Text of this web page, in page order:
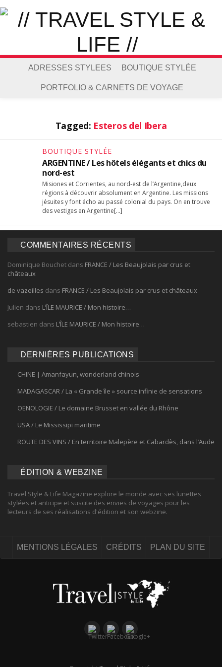
ADRESSES STYLEES BOUTIQUE STYLÉE
PORTFOLIO & CARNETS DE VOYAGE
Tagged: Esteros del Ibera
BOUTIQUE STYLÉE
ARGENTINE / Les hôtels élégants et chics du
nord-est
Misiones et Corrientes, au nord-est de l’Argentine,deux
régions à découvrir absolument en Argentine. Les missions
jésuites y font écho au passé colonial du pays. On en trouve
des vestiges en Argentine[…]
COMMENTAIRES RÉCENTS
Dominique Bouchet dans FRANCE / Les Beaujolais par crus et
châteaux
de vazeilles dans FRANCE / Les Beaujolais par crus et châteaux
Julien dans L’ÎLE MAURICE / Mon histoire…
sebastien dans L’ÎLE MAURICE / Mon histoire…
DERNIÈRES PUBLICATIONS
CHINE | Amanfayun, wonderland chinois
MADAGASCAR / La « Grande île » source infinie de sensations
OENOLOGIE / Le domaine Brusset en vallée du Rhône
USA / Le Mississipi maritime
ROUTE DES VINS / En territoire Malepère et Cabardès, dans l’Aude
ÉDITION & WEBZINE
Travel Style & Life Magazine explore le monde avec ses lunettes
stylées et anticipe et suscite des envies de voyages pour les
lecteurs de ses réalisations d'édition et son webzine.
MENTIONS LÉGALES CRÉDITS PLAN DU SITE